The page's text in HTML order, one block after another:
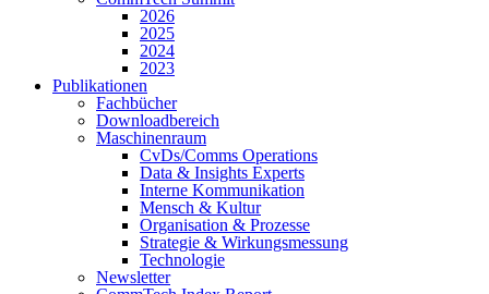
2026
2025
2024
2023
Publikationen
Fachbücher
Downloadbereich
Maschinenraum
CvDs/Comms Operations
Data & Insights Experts
Interne Kommunikation
Mensch & Kultur
Organisation & Prozesse
Strategie & Wirkungsmessung
Technologie
Newsletter